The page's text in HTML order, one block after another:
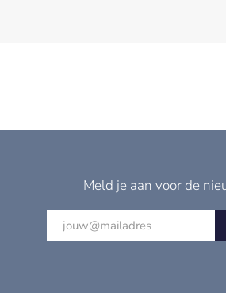
Meld je aan voor de